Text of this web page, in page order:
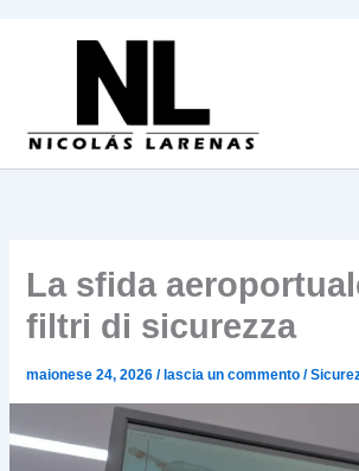
La sfida
filtri di sicurezza
maionese 24, 2026/ lascia un commento /